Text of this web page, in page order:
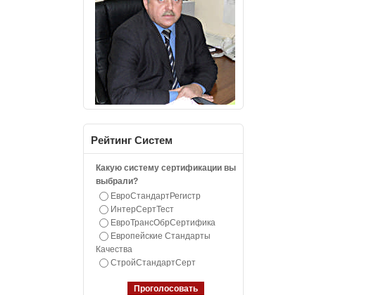
Рейтинг Систем
Какую систему сертификации вы
выбрали?
ЕвроСтандартРегистр
ИнтерСертТест
ЕвроТрансОбрСертифика
Европейские Стандарты
Качества
СтройСтандартСерт